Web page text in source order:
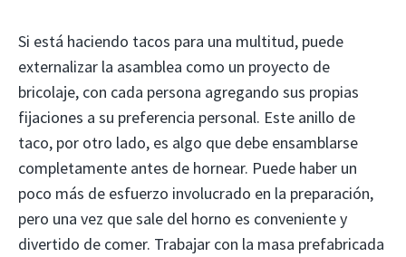
Si está haciendo tacos para una multitud, puede
externalizar la asamblea como un proyecto de
bricolaje, con cada persona agregando sus propias
fijaciones a su preferencia personal. Este anillo de
taco, por otro lado, es algo que debe ensamblarse
completamente antes de hornear. Puede haber un
poco más de esfuerzo involucrado en la preparación,
pero una vez que sale del horno es conveniente y
divertido de comer. Trabajar con la masa prefabricada